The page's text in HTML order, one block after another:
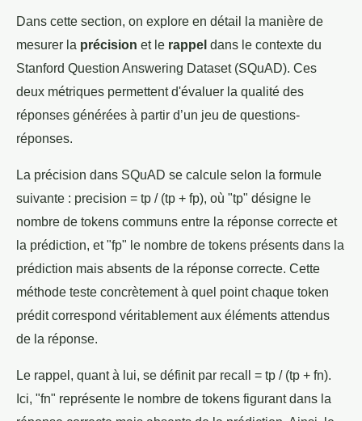
Dans cette section, on explore en détail la manière de
mesurer la précision et le rappel dans le contexte du
Stanford Question Answering Dataset (SQuAD). Ces
deux métriques permettent d'évaluer la qualité des
réponses générées à partir d’un jeu de questions-
réponses.
La précision dans SQuAD se calcule selon la formule
suivante : precision = tp / (tp + fp), où "tp" désigne le
nombre de tokens communs entre la réponse correcte et
la prédiction, et "fp" le nombre de tokens présents dans la
prédiction mais absents de la réponse correcte. Cette
méthode teste concrètement à quel point chaque token
prédit correspond véritablement aux éléments attendus
de la réponse.
Le rappel, quant à lui, se définit par recall = tp / (tp + fn).
Ici, "fn" représente le nombre de tokens figurant dans la